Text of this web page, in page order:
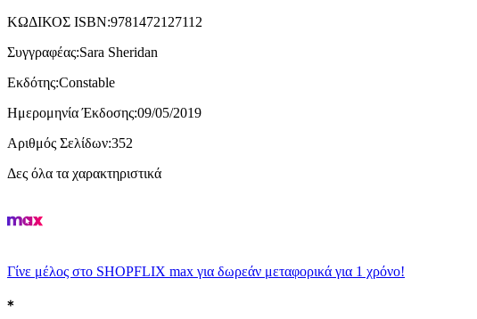
ΚΩΔΙΚΟΣ ISBN:9781472127112
Συγγραφέας:Sara Sheridan
Εκδότης:Constable
Ημερομηνία Έκδοσης:09/05/2019
Αριθμός Σελίδων:352
Δες όλα τα χαρακτηριστικά
Γίνε μέλος στο SHOPFLIX max για δωρεάν μεταφορικά για 1 χρόνο!